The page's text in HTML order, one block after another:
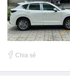
Chia sẻ